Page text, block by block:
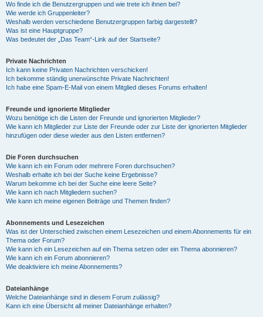
Wo finde ich die Benutzergruppen und wie trete ich ihnen bei?
Wie werde ich Gruppenleiter?
Weshalb werden verschiedene Benutzergruppen farbig dargestellt?
Was ist eine Hauptgruppe?
Was bedeutet der „Das Team“-Link auf der Startseite?
Private Nachrichten
Ich kann keine Privaten Nachrichten verschicken!
Ich bekomme ständig unerwünschte Private Nachrichten!
Ich habe eine Spam-E-Mail von einem Mitglied dieses Forums erhalten!
Freunde und ignorierte Mitglieder
Wozu benötige ich die Listen der Freunde und ignorierten Mitglieder?
Wie kann ich Mitglieder zur Liste der Freunde oder zur Liste der ignorierten Mitglieder
hinzufügen oder diese wieder aus den Listen entfernen?
Die Foren durchsuchen
Wie kann ich ein Forum oder mehrere Foren durchsuchen?
Weshalb erhalte ich bei der Suche keine Ergebnisse?
Warum bekomme ich bei der Suche eine leere Seite?
Wie kann ich nach Mitgliedern suchen?
Wie kann ich meine eigenen Beiträge und Themen finden?
Abonnements und Lesezeichen
Was ist der Unterschied zwischen einem Lesezeichen und einem Abonnements für ein
Thema oder Forum?
Wie kann ich ein Lesezeichen auf ein Thema setzen oder ein Thema abonnieren?
Wie kann ich ein Forum abonnieren?
Wie deaktiviere ich meine Abonnements?
Dateianhänge
Welche Dateianhänge sind in diesem Forum zulässig?
Kann ich eine Übersicht all meiner Dateianhänge erhalten?